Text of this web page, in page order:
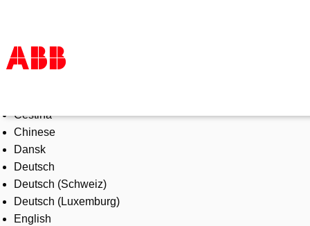
Products & Solutions
Industries
Services
About us
Where to buy
Contact us
Careers
Čeština
Chinese
Dansk
Deutsch
Deutsch (Schweiz)
Deutsch (Luxemburg)
English